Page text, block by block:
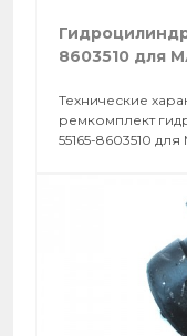
8603510 для
Технические
ремкомплект
55165-8603510